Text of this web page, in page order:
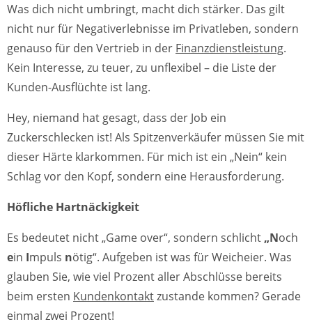
Was dich nicht umbringt, macht dich stärker. Das gilt
nicht nur für Negativerlebnisse im Privatleben, sondern
genauso für den Vertrieb in der Finanzdienstleistung.
Kein Interesse, zu teuer, zu unflexibel – die Liste der
Kunden-Ausflüchte ist lang.
Hey, niemand hat gesagt, dass der Job ein
Zuckerschlecken ist! Als Spitzenverkäufer müssen Sie mit
dieser Härte klarkommen. Für mich ist ein „Nein“ kein
Schlag vor den Kopf, sondern eine Herausforderung.
Höfliche Hartnäckigkeit
Es bedeutet nicht „Game over“, sondern schlicht „Noch
ein Impuls nötig“. Aufgeben ist was für Weicheier. Was
glauben Sie, wie viel Prozent aller Abschlüsse bereits
beim ersten Kundenkontaktzustande kommen? Gerade
einmal zwei Prozent!